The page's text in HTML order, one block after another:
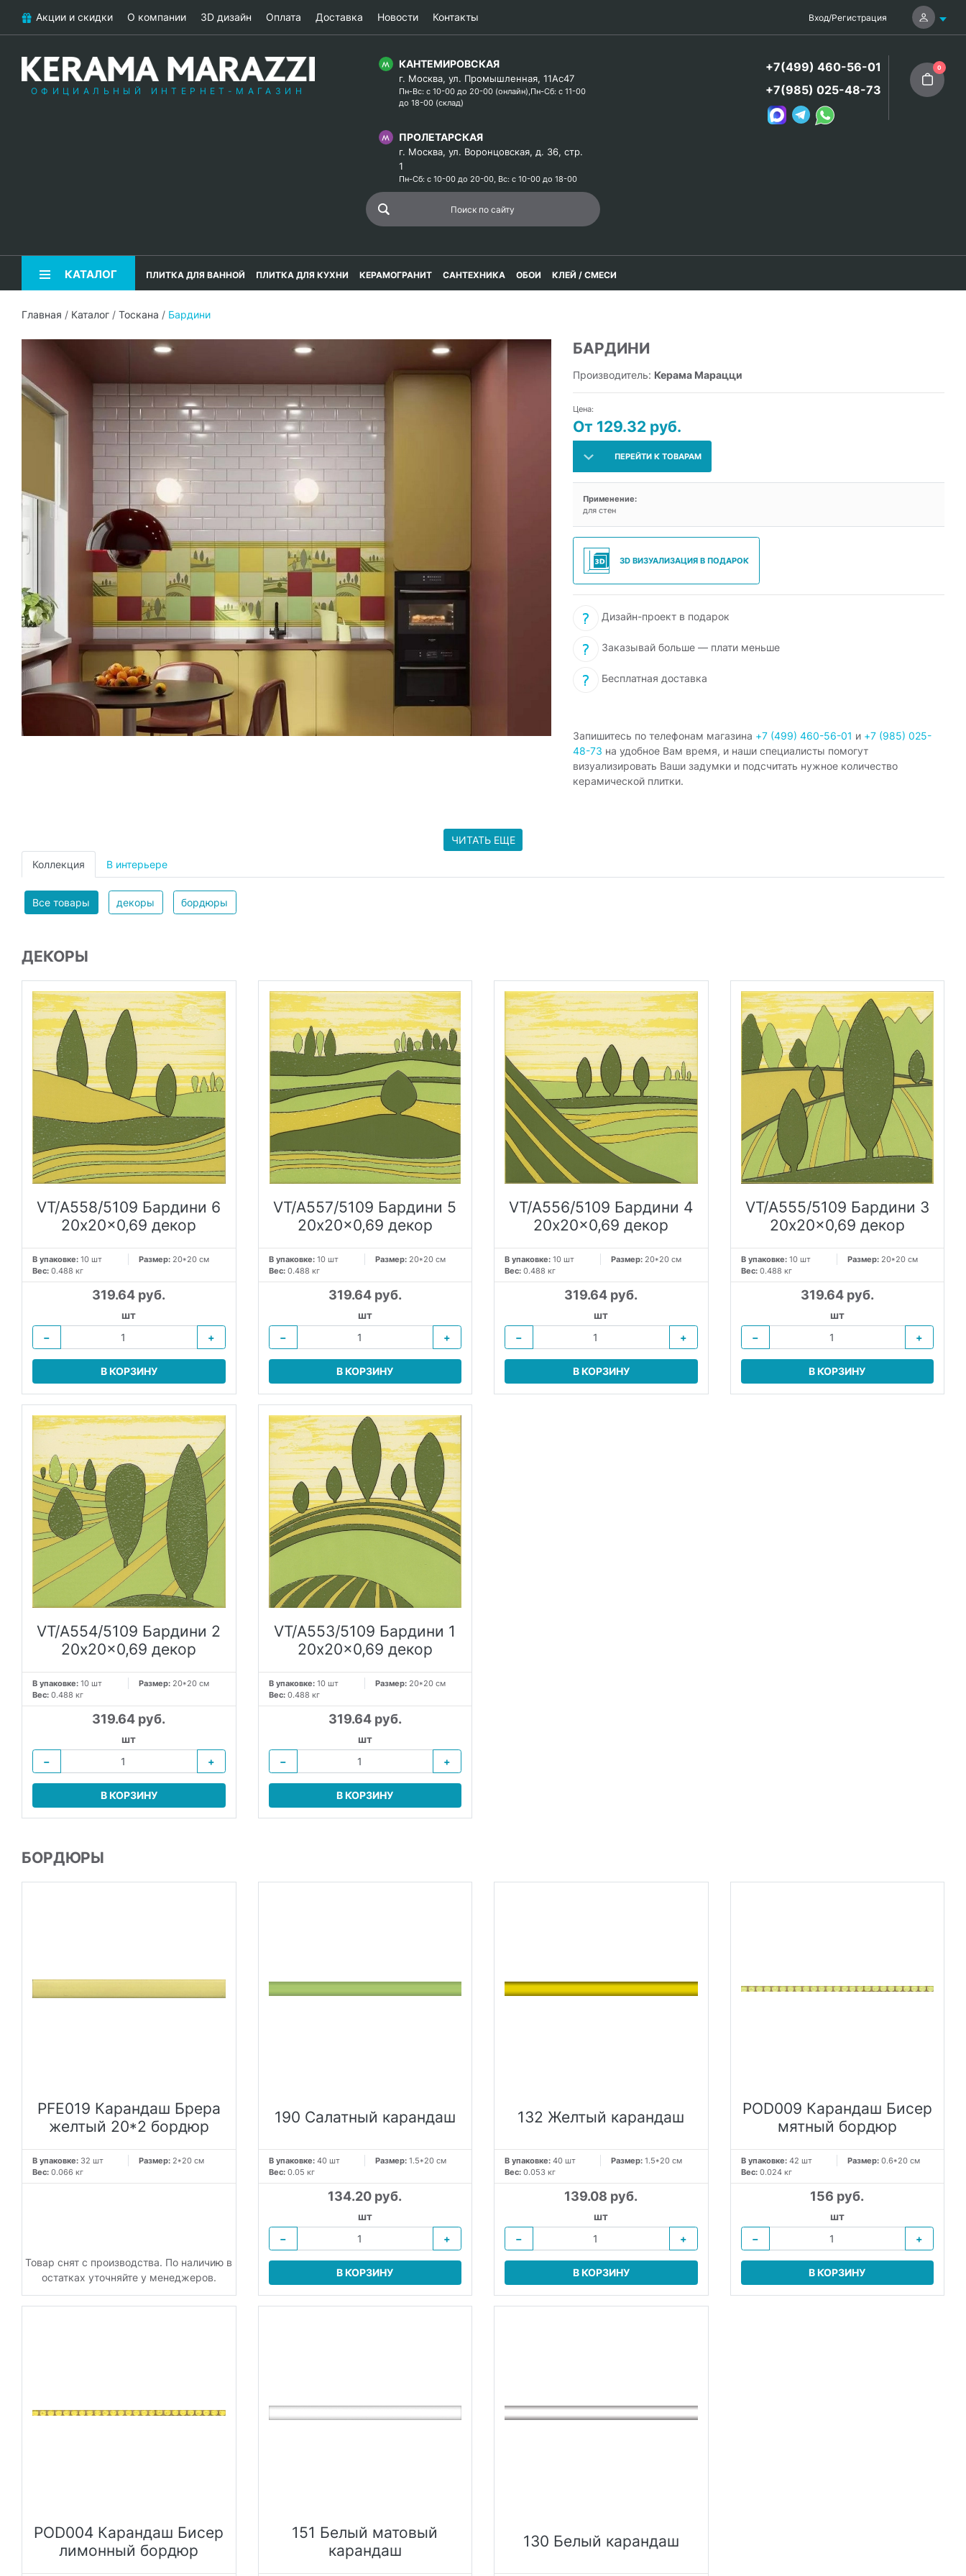
Акции и скидки О компании 3D дизайн Оплата Доставка Новости Контакты Вход/Регистрация
ОФИЦИАЛЬНЫЙ ИНТЕРНЕТ-МАГАЗИН
КАНТЕМИРОВСКАЯ
г. Москва, ул. Промышленная, 11Ас47
Пн-Вс: с 10-00 до 20-00 (онлайн),Пн-Сб: с 11-00
до 18-00 (склад)
ПРОЛЕТАРСКАЯ
г. Москва, ул. Воронцовская, д. 36, стр.
1
Пн-Сб: с 10-00 до 20-00, Вс: с 10-00 до 18-00
+7(499) 460-56-01
+7(985) 025-48-73
0
КАТАЛОГ ПЛИТКА ДЛЯ ВАННОЙ ПЛИТКА ДЛЯ КУХНИ КЕРАМОГРАНИТ САНТЕХНИКА ОБОИ КЛЕЙ / СМЕСИ
Главная / Каталог / Тоскана / Бардини
БАРДИНИ
Производитель: Керама Марацци
Цена:
От 129.32 руб.
ПЕРЕЙТИ К ТОВАРАМ
Применение:
для стен
3D ВИЗУАЛИЗАЦИЯ В ПОДАРОК
Дизайн-проект в подарок
Заказывай больше — плати меньше
Бесплатная доставка
Запишитесь по телефонам магазина +7 (499) 460-56-01 и +7 (985) 025-
48-73 на удобное Вам время, и наши специалисты помогут
визуализировать Ваши задумки и подсчитать нужное количество
керамической плитки.
ЧИТАТЬ ЕЩЕ
Коллекция В интерьере
Все товары декоры бордюры
ДЕКОРЫ
VT/A558/5109 Бардини 6
20x20x0,69 декор
В упаковке: 10 шт Размер: 20*20 см
Вес: 0.488 кг
319.64 руб.
шт
−
+
В КОРЗИНУ
VT/A557/5109 Бардини 5
20x20x0,69 декор
В упаковке:10 шт Размер: 20*20 см
Вес: 0.488 кг
319.64 руб.
шт
−
+
В КОРЗИНУ
VT/A556/5109 Бардини 4
20x20x0,69 декор
В упаковке: 10 шт Размер: 20*20 см
Вес: 0.488 кг
319.64 руб.
шт
−
+
В КОРЗИНУ
VT/A555/5109 Бардини 3
20x20x0,69 декор
В упаковке:10 шт Размер: 20*20 см
Вес: 0.488 кг
319.64 руб.
шт
−
+
В КОРЗИНУ
VT/A554/5109 Бардини 2
20x20x0,69 декор
В упаковке: 10 шт Размер: 20*20 см
Вес: 0.488 кг
319.64 руб.
шт
−
+
В КОРЗИНУ
VT/A553/5109 Бардини 1
20x20x0,69 декор
В упаковке:10 шт Размер: 20*20 см
Вес: 0.488 кг
319.64 руб.
шт
−
+
В КОРЗИНУ
БОРДЮРЫ
PFE019 Карандаш Брера
желтый 20*2 бордюр
В упаковке: 32 шт Размер: 2*20 см
Вес: 0.066 кг
Товар снят с производства. По наличию в
остатках уточняйте у менеджеров.
190 Салатный карандаш
В упаковке:40 шт Размер: 1.5*20 см
Вес: 0.05 кг
134.20 руб.
шт
−
+
В КОРЗИНУ
132 Желтый карандаш
В упаковке: 40 шт Размер:1.5*20 см
Вес: 0.053 кг
139.08 руб.
шт
−
+
В КОРЗИНУ
POD009 Карандаш Бисер
мятный бордюр
В упаковке:42 шт Размер: 0.6*20 см
Вес: 0.024 кг
156 руб.
шт
−
+
В КОРЗИНУ
POD004 Карандаш Бисер
лимонный бордюр
151 Белый матовый
карандаш
130 Белый карандаш